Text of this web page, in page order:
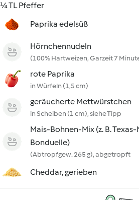
¼ TL Pfeffer
Paprika edelsüß
Hörnchennudeln
(100% Hartweizen, Garzeit 7
rote Paprika
in Würfeln (1,5 cm)
geräucherte Mettwürstchen
in Scheiben (1 cm), siehe Tipp
Mais-Bohnen-Mix (z. B.
Bonduelle)
(Abtropfgew. 265 g), abgetropft
Cheddar, gerieben